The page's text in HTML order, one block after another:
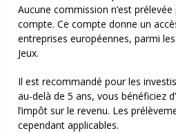
Aucune commission n’est prélevée
compte. Ce compte donne un
entreprises européennes, parmi
Jeux.
Il est recommandé pour les
au-delà de 5 ans, vous bénéficiez
l’impôt sur le revenu. Les
cependant applicables.